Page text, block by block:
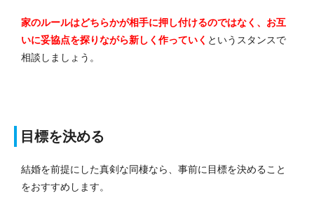
家のルールはどちらかが相手に押し付けるのではなく、お互
いに妥協点を探りながら新しく作っていく というスタンスで
相談しましょう。
目標を決める
結婚を前提にした真剣な同棲なら、事前に目標を決めること
をおすすめします。